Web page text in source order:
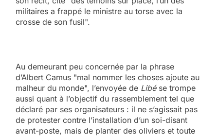
militaires a frappé le ministre au torse avec la
crosse de son fusil".
Au demeurant peu concernée par la phrase
d’Albert Camus "mal nommer les choses ajoute au
malheur du monde", l’envoyée de Libése trompe
aussi quant à l’objectif du rassemblement tel que
déclaré par ses organisateurs : il ne s’agissait pas
de protester contre l’installation d’un soi-disant
avant-poste, mais de planter des oliviers et toute